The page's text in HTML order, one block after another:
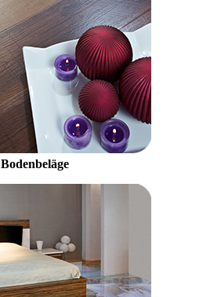
Bodenbeläge